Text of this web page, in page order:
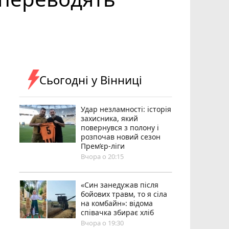
Сьогодні у Вінниці
Удар незламності: історія
захисника, який
повернувся з полону і
розпочав новий сезон
Прем’єр-ліги
Вчора о 20:15
«Син занедужав після
бойових травм, то я сіла
на комбайн»: відома
співачка збирає хліб
Вчора о 19:30